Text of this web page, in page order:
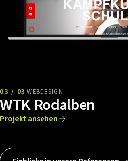
03 / 03 WEBDESIGN
WTK Rodalben
Projekt ansehen